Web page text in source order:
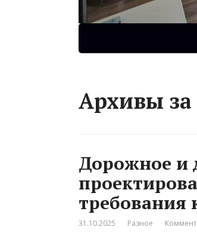
Архивы за
Дорожное и
требования
31.10.2025 Разное